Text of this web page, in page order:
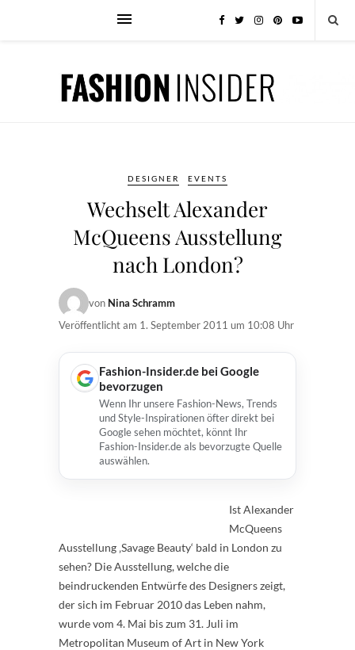
DESIGNER EVENTS
Wechselt Alexander
McQueens Ausstellung
nach London?
von Nina Schramm
Veröffentlicht am 1. September 2011 um 10:08 Uhr
Fashion-Insider.de bei Google
bevorzugen
Wenn Ihr unsere Fashion-News, Trends
und Style-Inspirationen öfter direkt bei
Google sehen möchtet, könnt Ihr
Fashion-Insider.de als bevorzugte Quelle
auswählen.
Ist Alexander
McQueens
Ausstellung ‚Savage Beauty‘ bald in London zu
sehen? Die Ausstellung, welche die
beindruckenden Entwürfe des Designers zeigt,
der sich im Februar 2010 das Leben nahm,
wurde vom 4. Mai bis zum 31. Juli im
Metropolitan Museum of Art in New York